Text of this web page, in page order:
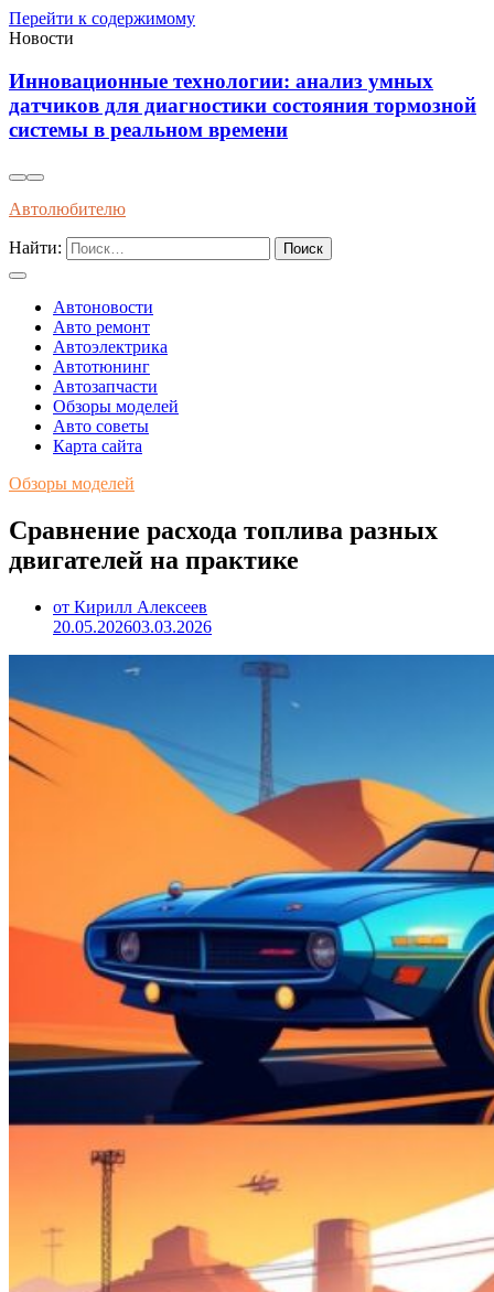
Перейти к содержимому
Новости
Анализ влияния новых аккумуляторов на
долговечность бортовых систем современных
электромобилей
Автолюбителю
Найти:
Автоновости
Авто ремонт
Автоэлектрика
Автотюнинг
Автозапчасти
Обзоры моделей
Авто советы
Карта сайта
Обзоры моделей
Сравнение расхода топлива разных
двигателей на практике
от Кирилл Алексеев
20.05.202603.03.2026